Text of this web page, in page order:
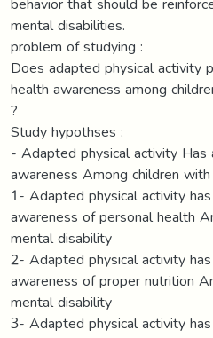
mental disabilities.
problem of studying :
Does adapted physical activity
health awareness among
?
Study hypothses :
- Adapted physical activity
awareness Among children
1- Adapted physical activity
awareness of personal health
mental disability
2- Adapted physical activity
awareness of proper nutrition
mental disability
3- Adapted physical activity